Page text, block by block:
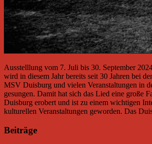
Ausstelllung vom 7. Juli bis 30. September
wird in diesem Jahr bereits seit 30 Jahren bei
MSV Duisburg und vielen Veranstaltungen in
gesungen. Damit hat sich das Lied eine große
Duisburg erobert und ist zu einem wichtigen
kulturellen Veranstaltungen geworden. Das
Beiträge